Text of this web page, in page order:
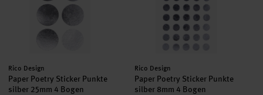
Hersteller:
Rico Design
Paper Poetry Sticker Punkte
silber 25mm 4 Bogen
Hersteller:
Rico Design
Paper Poetry Sticker Punkte
silber 8mm 4 Bogen